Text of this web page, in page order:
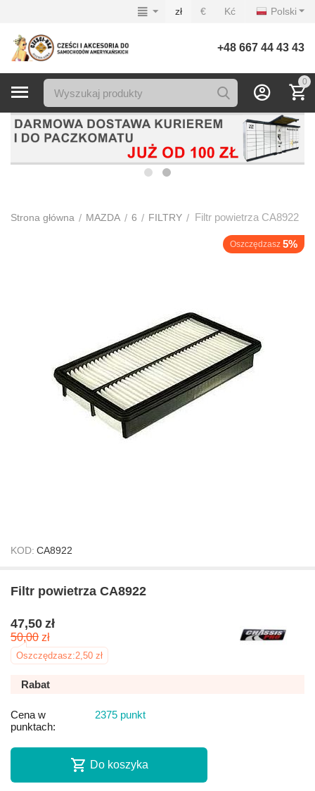
Polski
zł € Kć
+48 667 44 43 43
0
Strona główna / MAZDA / 6 / FILTRY / Filtr powietrza CA8922
Oszczędzasz 5%
KOD: CA8922
Filtr powietrza CA8922
47,50 zł
50,00 zł
Oszczędzasz:2,50 zł
Rabat
Cena w
punktach:
2375 punkt
Do koszyka